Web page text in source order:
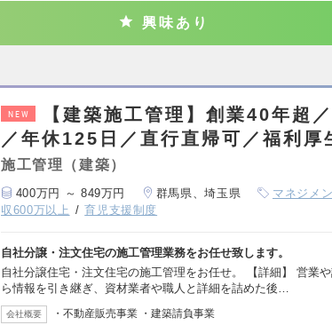
興味あり
NEW
【建築施工管理】創業40年超
／年休125日／直行直帰可／福利厚
施工管理（建築）
400万円 ～ 849万円 群馬県、埼玉県 マネジメ
収600万以上
育児支援制度
自社分譲・注文住宅の施工管理業務をお任せ致します。
自社分譲住宅・注文住宅の施工管理をお任せ。 【詳細】 営業
ら情報を引き継ぎ、資材業者や職人と詳細を詰めた後…
会社概要 ・不動産販売事業 ・建築請負事業